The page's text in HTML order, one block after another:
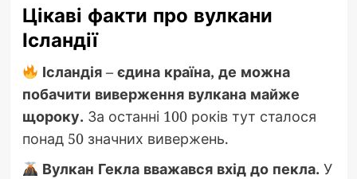
Цікаві факти про вулкани
Ісландії
Ісландія – єдина країна, де можна
побачити виверження вулкана майже
щороку. За останні 100 років тут сталося
понад 50 значних вивержень.
Вулкан Гекла вважався вхід до пекла. У